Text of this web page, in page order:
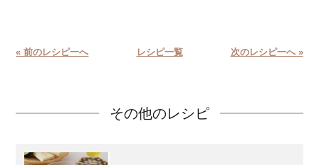
« 前のレシピ一へ レシピ一覧 次のレシピ一へ »
その他のレシピ